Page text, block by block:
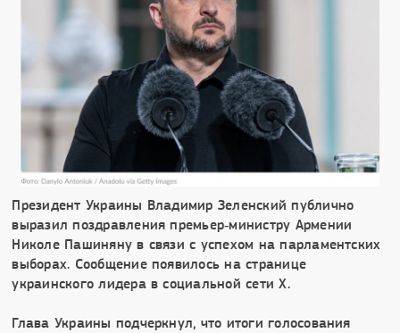
Президент Украины Владимир Зеленский публично
выразил поздравления премьер‑министру Армении
Николе Пашиняну в связи с успехом на парламентских
выборах. Сообщение появилось на странице
украинского лидера в социальной сети X.
Глава Украины подчеркнул, что итоги голосования